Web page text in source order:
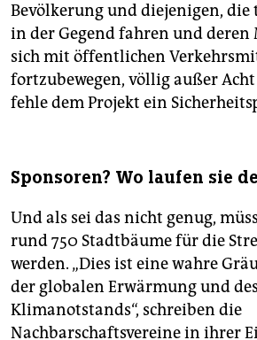
Bevölkerung und diejenigen,
in der Gegend fahren und deren
sich mit öffentlichen
fortzubewegen, völlig außer Acht
fehle dem Projekt ein
Sponsoren? Wo laufen sie
Und als sei das nicht genug,
rund 750 Stadtbäume für die
werden. „Dies ist eine wahre
der globalen Erwärmung und des
Klimanotstands“, schreiben die
Nachbarschaftsvereine in ihrer